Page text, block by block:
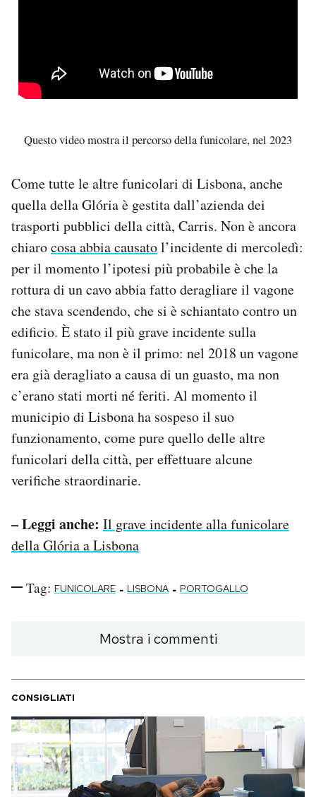
Questo video mostra il percorso della funicolare, nel 2023
Come tutte le altre funicolari di Lisbona, anche
quella della Glória è gestita dall’azienda dei
trasporti pubblici della città, Carris. Non è ancora
chiarocosa abbia causatol’incidente di mercoledì:
per il momento l’ipotesi più probabile è che la
rottura di un cavo abbia fatto deragliare il vagone
che stava scendendo, che si è schiantato contro un
edificio. È stato il più grave incidente sulla
funicolare, ma non è il primo: nel 2018 un vagone
era già deragliato a causa di un guasto, ma non
c’erano stati morti né feriti. Al momento il
municipio di Lisbona ha sospeso il suo
funzionamento, come pure quello delle altre
funicolari della città, per effettuare alcune
verifiche straordinarie.
– Leggi anche: Il grave incidente alla funicolare
della Glória a Lisbona
Tag: FUNICOLARE - LISBONA - PORTOGALLO
Mostra i commenti
CONSIGLIATI